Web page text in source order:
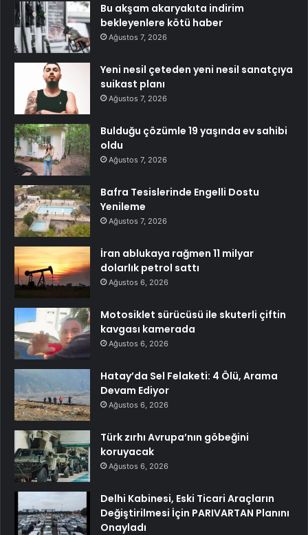
Bu akşam akaryakıta indirim
bekleyenlere kötü haber
Ağustos 7, 2026
Yeni nesil çeteden yeni nesil sanatçıya
suikast planı
Ağustos 7, 2026
Bulduğu çözümle 19 yaşında ev sahibi
oldu
Ağustos 7, 2026
Bafra Tesislerinde Engelli Dostu
Yenileme
Ağustos 7, 2026
İran ablukaya rağmen 11 milyar
dolarlık petrol sattı
Ağustos 6, 2026
Motosiklet sürücüsü ile skuterli çiftin
kavgası kamerada
Ağustos 6, 2026
Hatay’da Sel Felaketi: 4 Ölü, Arama
Devam Ediyor
Ağustos 6, 2026
Türk zırhı Avrupa’nın göbeğini
koruyacak
Ağustos 6, 2026
Delhi Kabinesi, Eski Ticari Araçların
Değiştirilmesi İçin PARIVARTAN Planını
Onayladı